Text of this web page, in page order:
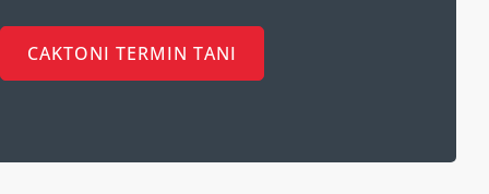
CAKTONI TERMIN TANI